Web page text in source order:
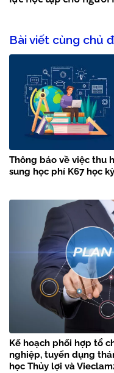
Bài viết cùng chủ
Thông báo về việc thu
sung học phí K67 học
Kế hoạch phối hợp tổ
nghiệp, tuyển dụng
học Thủy lợi và